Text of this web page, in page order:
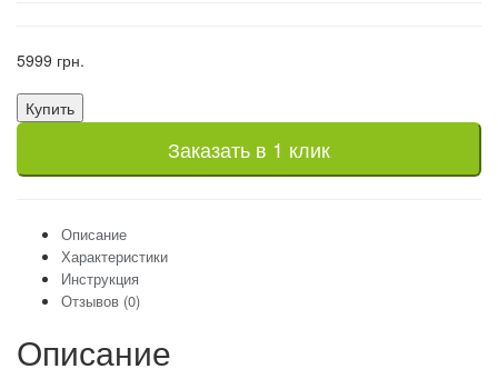
5999 грн.
Купить
Заказать в 1 клик
Описание
Характеристики
Инструкция
Отзывов (0)
Описание